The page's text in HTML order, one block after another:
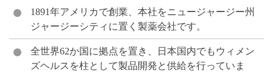
1891年アメリカで創業、本社をニュージャージー州
ジャージーシティに置く製薬会社です。
全世界62か国に拠点を置き、日本国内でもウィメン
ズヘルスを柱として製品開発と供給を行っていま